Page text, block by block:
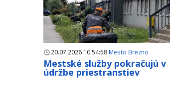
20.07.2026 10:54:58 Mesto Brezno
Mestské služby pokračujú v
údržbe priestranstiev